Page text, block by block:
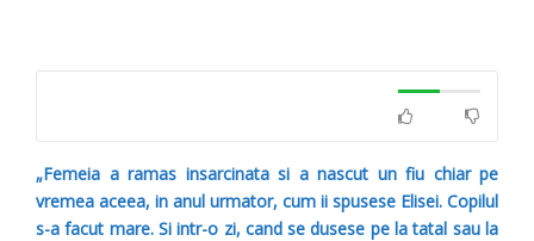
„Femeia a ramas insarcinata si a nascut un fiu chiar pe
vremea aceea, in anul urmator, cum ii spusese Elisei. Copilul
s-a facut mare. Si intr-o zi, cand se dusese pe la tatal sau la